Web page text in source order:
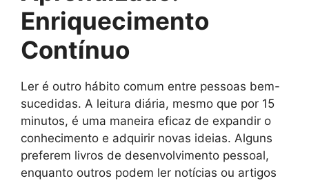
Enriquecimento
Contínuo
Ler é outro hábito comum entre pessoas bem-
sucedidas. A leitura diária, mesmo que por 15
minutos, é uma maneira eficaz de expandir o
conhecimento e adquirir novas ideias. Alguns
preferem livros de desenvolvimento pessoal,
enquanto outros podem ler notícias ou artigos